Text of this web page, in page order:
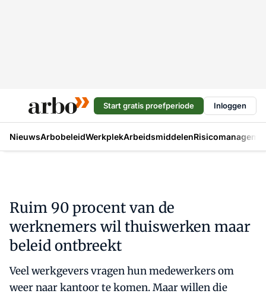
Start gratis proefperiode Inloggen
NieuwsArbobeleidWerkplekArbeidsmiddelen
Ruim 90 procent van de
werknemers wil thuiswerken maar
beleid ontbreekt
Veel werkgevers vragen hun medewerkers om
weer naar kantoor te komen. Maar willen die